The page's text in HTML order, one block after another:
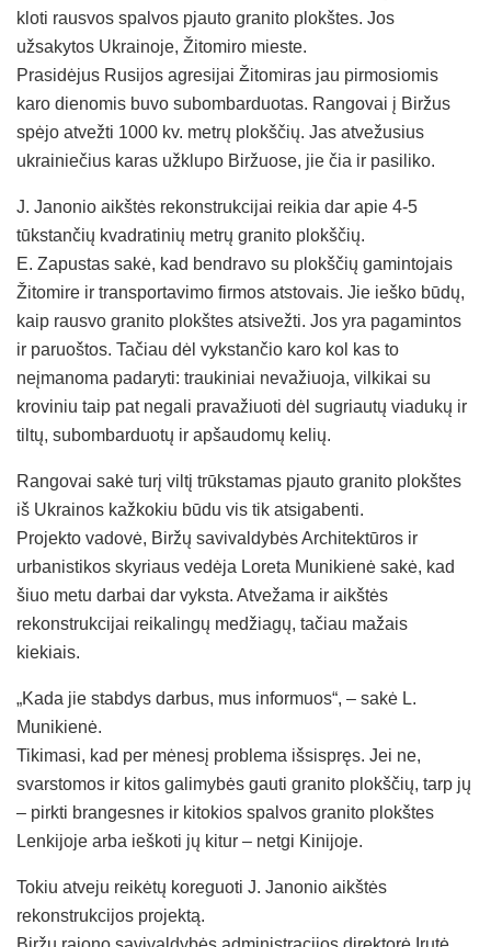
kloti rausvos spalvos pjauto granito plokštes. Jos
užsakytos Ukrainoje, Žitomiro mieste.
Prasidėjus Rusijos agresijai Žitomiras jau pirmosiomis
karo dienomis buvo subombarduotas. Rangovai į Biržus
spėjo atvežti 1000 kv. metrų plokščių. Jas atvežusius
ukrainiečius karas užklupo Biržuose, jie čia ir pasiliko.
J. Janonio aikštės rekonstrukcijai reikia dar apie 4-5
tūkstančių kvadratinių metrų granito plokščių.
E. Zapustas sakė, kad bendravo su plokščių gamintojais
Žitomire ir transportavimo firmos atstovais. Jie ieško būdų,
kaip rausvo granito plokštes atsivežti. Jos yra pagamintos
ir paruoštos. Tačiau dėl vykstančio karo kol kas to
neįmanoma padaryti: traukiniai nevažiuoja, vilkikai su
kroviniu taip pat negali pravažiuoti dėl sugriautų viadukų ir
tiltų, subombarduotų ir apšaudomų kelių.
Rangovai sakė turį viltį trūkstamas pjauto granito plokštes
iš Ukrainos kažkokiu būdu vis tik atsigabenti.
Projekto vadovė, Biržų savivaldybės Architektūros ir
urbanistikos skyriaus vedėja Loreta Munikienė sakė, kad
šiuo metu darbai dar vyksta. Atvežama ir aikštės
rekonstrukcijai reikalingų medžiagų, tačiau mažais
kiekiais.
„Kada jie stabdys darbus, mus informuos“, – sakė L.
Munikienė.
Tikimasi, kad per mėnesį problema išsispręs. Jei ne,
svarstomos ir kitos galimybės gauti granito plokščių, tarp jų
– pirkti brangesnes ir kitokios spalvos granito plokštes
Lenkijoje arba ieškoti jų kitur – netgi Kinijoje.
Tokiu atveju reikėtų koreguoti J. Janonio aikštės
rekonstrukcijos projektą.